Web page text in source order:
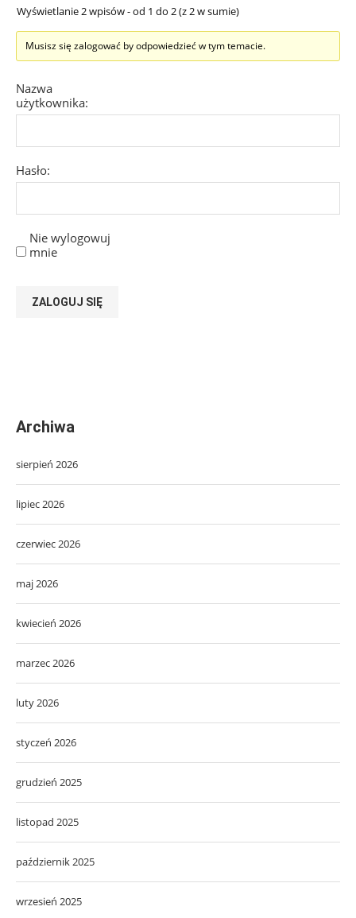
Wyświetlanie 2 wpisów - od 1 do 2 (z 2 w sumie)
Musisz się zalogować by odpowiedzieć w tym temacie.
Nazwa
użytkownika:
Hasło:
Nie wylogowuj
mnie
ZALOGUJ SIĘ
Archiwa
sierpień 2026
lipiec 2026
czerwiec 2026
maj 2026
kwiecień 2026
marzec 2026
luty 2026
styczeń 2026
grudzień 2025
listopad 2025
październik 2025
wrzesień 2025